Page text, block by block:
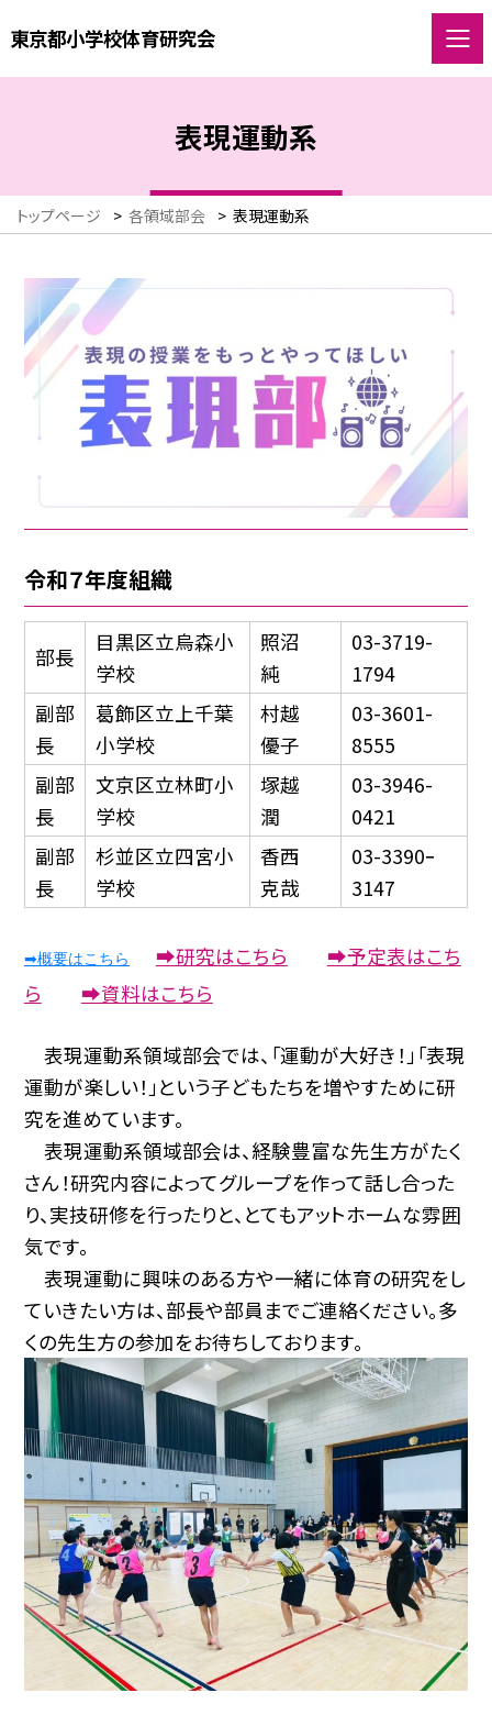
東京都小学校体育研究会
表現運動系
トップページ > 各領域部会 > 表現運動系
令和７年度組織
部長
目黒区立烏森小
学校
照沼
純
03-3719-
1794
副部
長
葛飾区立上千葉
小学校
村越
優子
03-3601-
8555
副部
長
文京区立林町小
学校
塚越
潤
03-3946-
0421
副部
長
杉並区立四宮小
学校
香西
克哉
03-3390ｰ
3147
➡概要はこちら ➡研究はこちら
➡予定表はこち
ら
➡資料はこちら
表現運動系領域部会では、「運動が大好き！」「表現
運動が楽しい！」という子どもたちを増やすために研
究を進めています。
表現運動系領域部会は、経験豊富な先生方がたく
さん！研究内容によってグループを作って話し合った
り、実技研修を行ったりと、とてもアットホームな雰囲
気です。
表現運動に興味のある方や一緒に体育の研究をし
ていきたい方は、部長や部員までご連絡ください。多
くの先生方の参加をお待ちしております。